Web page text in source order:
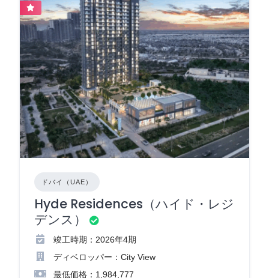
ドバイ（UAE）
Hyde Residences（ハイド・レジ
デンス）
竣工時期：2026年4期
ディベロッパー：City View
最低価格：1,984,777